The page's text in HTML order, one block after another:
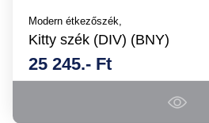
Modern étkezőszék,
Kitty szék (DIV) (BNY)
25 245.- Ft